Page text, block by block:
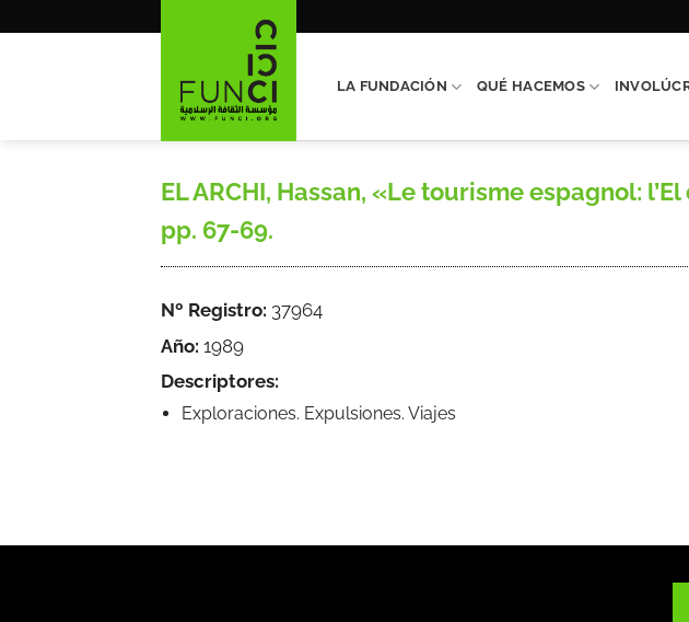
LA FUNDACIÓN QUÉ HACEMOS
EL ARCHI, Hassan, «Le tourisme espagnol:
pp. 67-69.
Nº Registro: 37964
Año: 1989
Descriptores:
Exploraciones. Expulsiones. Viajes